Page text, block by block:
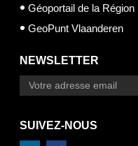
Géoportail de la Région
GeoPunt Vlaanderen
NEWSLETTER
SUIVEZ-NOUS